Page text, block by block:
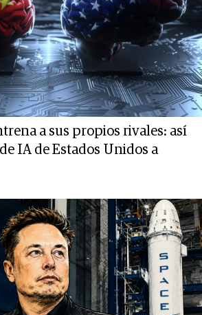
a sus propios rivales: así
IA de Estados Unidos a